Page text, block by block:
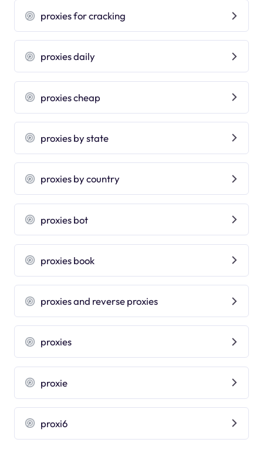
proxies for cracking
proxies daily
proxies cheap
proxies by state
proxies by country
proxies bot
proxies book
proxies and reverse proxies
proxies
proxie
proxi6